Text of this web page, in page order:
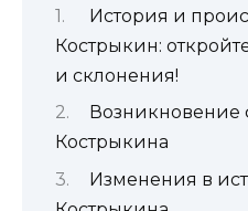
История и
Кострыкин:
и склонения!
Кострыкина
Изменения в